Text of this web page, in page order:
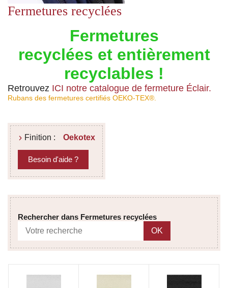
Fermetures recyclées
Fermetures
recyclées et entièrement
recyclables !
Retrouvez ICI notre catalogue de fermeture Éclair.
Rubans des fermetures certifiés OEKO-TEX®.
Finition : Oekotex
Besoin d'aide ?
Rechercher dans Fermetures recyclées
OK